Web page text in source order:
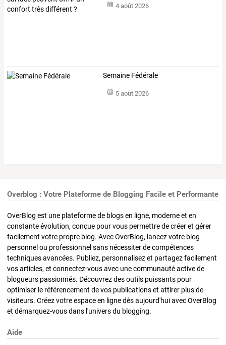
4 août 2026
Semaine Fédérale
5 août 2026
Overblog : Votre Plateforme de Blogging Facile et Performante
OverBlog est une plateforme de blogs en ligne, moderne et en
constante évolution, conçue pour vous permettre de créer et gérer
facilement votre propre blog. Avec OverBlog, lancez votre blog
personnel ou professionnel sans nécessiter de compétences
techniques avancées. Publiez, personnalisez et partagez facilement
vos articles, et connectez-vous avec une communauté active de
blogueurs passionnés. Découvrez des outils puissants pour
optimiser le référencement de vos publications et attirer plus de
visiteurs. Créez votre espace en ligne dès aujourd'hui avec OverBlog
et démarquez-vous dans l'univers du blogging.
Aide